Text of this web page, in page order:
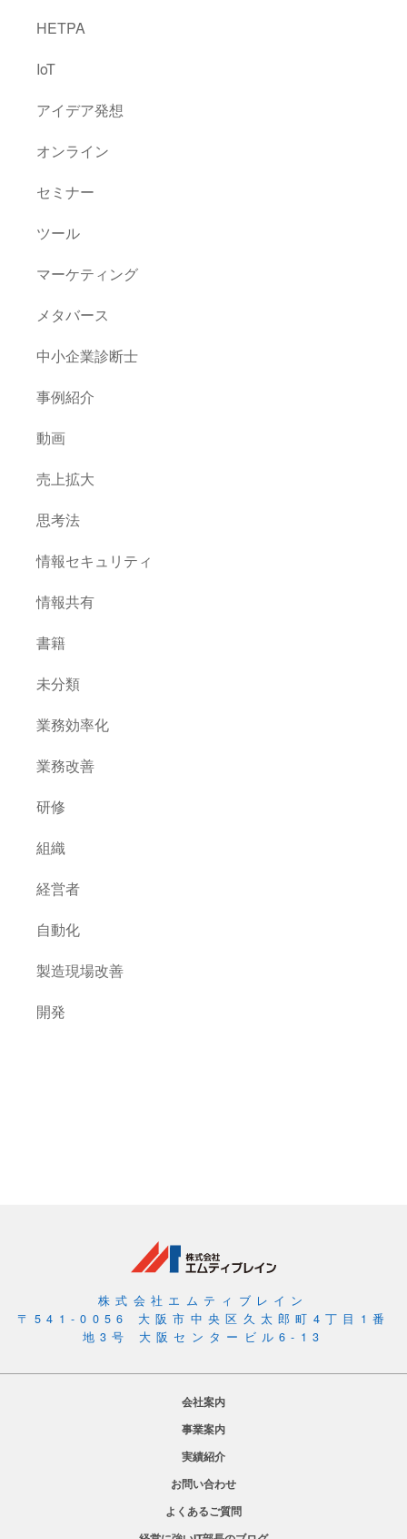
HETPA
IoT
アイデア発想
オンライン
セミナー
ツール
マーケティング
メタバース
中小企業診断士
事例紹介
動画
売上拡大
思考法
情報セキュリティ
情報共有
書籍
未分類
業務効率化
業務改善
研修
組織
経営者
自動化
製造現場改善
開発
株式会社エムティブレイン
〒541-0056 大阪市中央区久太郎町4丁目1番
地3号 大阪センタービル6-13
会社案内
事業案内
実績紹介
お問い合わせ
よくあるご質問